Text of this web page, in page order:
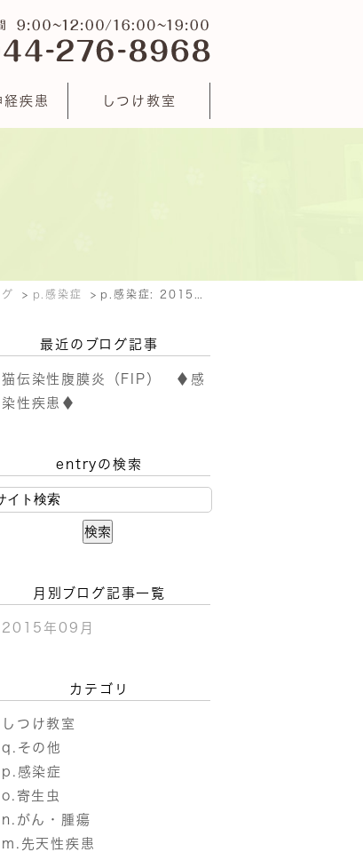
経疾患 しつけ教室
p.感染症
最近のブログ記事
猫伝染性腹膜炎（FIP） ♦感
染性疾患♦
entryの検索
月別ブログ記事一覧
2015年09月
カテゴリ
しつけ教室
q.その他
p.感染症
o.寄生虫
n.がん・腫瘍
m.先天性疾患